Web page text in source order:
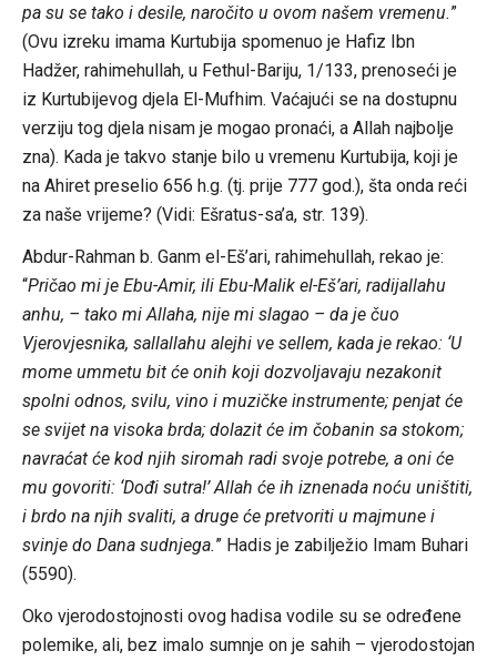
pa su se tako i desile, naročito u ovom našem vremenu.”
(Ovu izreku imama Kurtubija spomenuo je Hafiz Ibn
Hadžer, rahimehullah, u Fethul-Bariju, 1/133, prenoseći je
iz Kurtubijevog djela El-Mufhim. Vaćajući se na dostupnu
verziju tog djela nisam je mogao pronaći, a Allah najbolje
zna). Kada je takvo stanje bilo u vremenu Kurtubija, koji je
na Ahiret preselio 656 h.g. (tj. prije 777 god.), šta onda reći
za naše vrijeme? (Vidi: Ešratus-sa’a, str. 139).
Abdur-Rahman b. Ganm el-Eš’ari, rahimehullah, rekao je:
“Pričao mi je Ebu-Amir, ili Ebu-Malik el-Eš’ari, radijallahu
anhu, – tako mi Allaha, nije mi slagao – da je čuo
Vjerovjesnika, sallallahu alejhi ve sellem, kada je rekao: ‘U
mome ummetu bit će onih koji dozvoljavaju nezakonit
spolni odnos, svilu, vino i muzičke instrumente; penjat će
se svijet na visoka brda; dolazit će im čobanin sa stokom;
navraćat će kod njih siromah radi svoje potrebe, a oni će
mu govoriti: ‘Dođi sutra!’ Allah će ih iznenada noću uništiti,
i brdo na njih svaliti, a druge će pretvoriti u majmune i
svinje do Dana sudnjega.” Hadis je zabilježio Imam Buhari
(5590).
Oko vjerodostojnosti ovog hadisa vodile su se određene
polemike, ali, bez imalo sumnje on je sahih – vjerodostojan